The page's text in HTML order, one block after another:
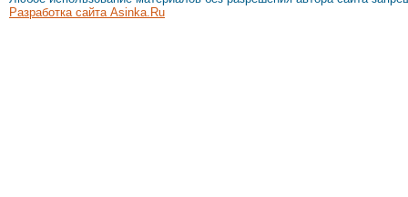
Разработка сайта Asinka.Ru